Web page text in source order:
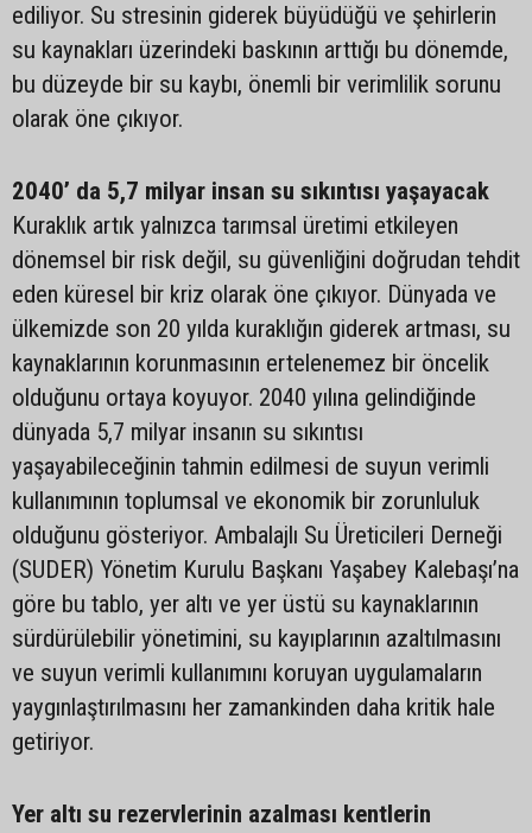
ediliyor. Su stresinin giderek büyüdüğü ve şehirlerin
su kaynakları üzerindeki baskının arttığı bu dönemde,
bu düzeyde bir su kaybı, önemli bir verimlilik sorunu
olarak öne çıkıyor.
2040’ da 5,7 milyar insan su sıkıntısı yaşayacak
Kuraklık artık yalnızca tarımsal üretimi etkileyen
dönemsel bir risk değil, su güvenliğini doğrudan tehdit
eden küresel bir kriz olarak öne çıkıyor. Dünyada ve
ülkemizde son 20 yılda kuraklığın giderek artması, su
kaynaklarının korunmasının ertelenemez bir öncelik
olduğunu ortaya koyuyor. 2040 yılına gelindiğinde
dünyada 5,7 milyar insanın su sıkıntısı
yaşayabileceğinin tahmin edilmesi de suyun verimli
kullanımının toplumsal ve ekonomik bir zorunluluk
olduğunu gösteriyor. Ambalajlı Su Üreticileri Derneği
(SUDER) Yönetim Kurulu Başkanı Yaşabey Kalebaşı’na
göre bu tablo, yer altı ve yer üstü su kaynaklarının
sürdürülebilir yönetimini, su kayıplarının azaltılmasını
ve suyun verimli kullanımını koruyan uygulamaların
yaygınlaştırılmasını her zamankinden daha kritik hale
getiriyor.
Yer altı su rezervlerinin azalması kentlerin